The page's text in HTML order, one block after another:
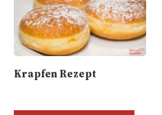
Krapfen Rezept